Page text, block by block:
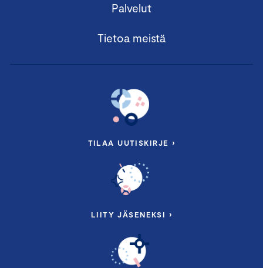
Palvelut
Tietoa meistä
TILAA UUTISKIRJE ›
LIITY JÄSENEKSI ›